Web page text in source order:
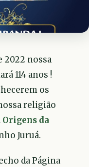
2022 nossa
114 anos !
os
religião
Origens da
Juruá.
da Página